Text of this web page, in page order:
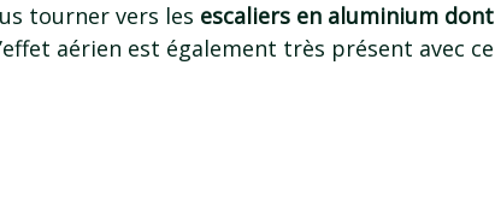
tourner vers les escaliers en aluminium dont
aérien est également très présent avec ce